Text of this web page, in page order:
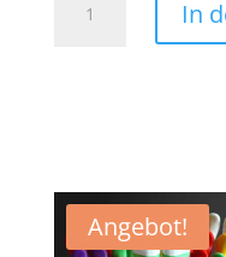
Patch
In
Angebot!